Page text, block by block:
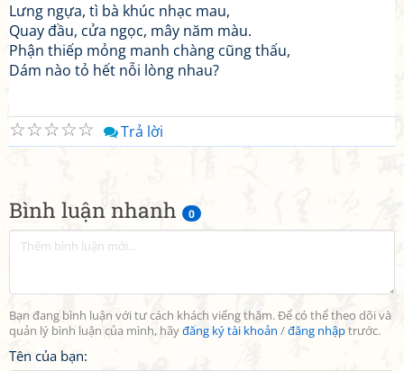
Bình luận nhanh 0
Bạn đang bình luận với tư cách khách viếng thăm. Để có thể theo dõi và
quản lý bình luận của mình, hãyđăng ký tài khoản /đăng nhậptrước.
Tên của bạn:
Lưng ngựa, tì bà khúc nhạc mau,
Quay đầu, cửa ngọc, mây năm màu.
Phận thiếp mỏng manh chàng cũng thấu,
Dám nào tỏ hết nỗi lòng nhau?
☆
☆
☆
☆
☆ Trả lời